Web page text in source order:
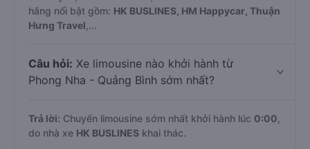
hãng nổi bật gồm: HK BUSLINES, HM Happycar, Thuận
Hưng Travel ,...
Câu hỏi: Xe limousine nào khởi hành từ
Phong Nha - Quảng Bình sớm nhất?
Trả lời: Chuyến limousine sớm nhất khởi hành lúc 0:00
do nhà xe HK BUSLINES khai thác.